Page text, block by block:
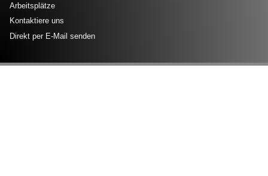
Arbeitsplätze
Kontaktiere uns
Direkt per E-Mail senden